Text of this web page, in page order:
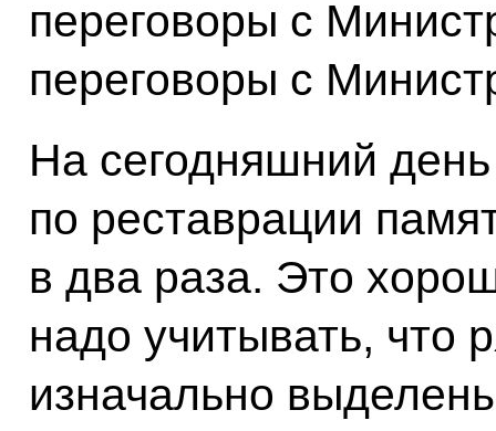
переговоры с
переговоры с
На сегодняшний
по реставрации
в два раза. Это
надо учитывать, что
изначально